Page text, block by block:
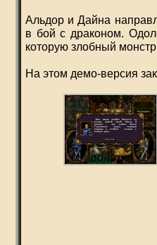
Альдор и Дайна
в бой с драконом.
которую злобный
На этом демо-версия